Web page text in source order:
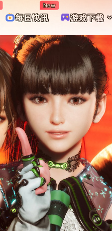
每日快讯
New
游戏下载